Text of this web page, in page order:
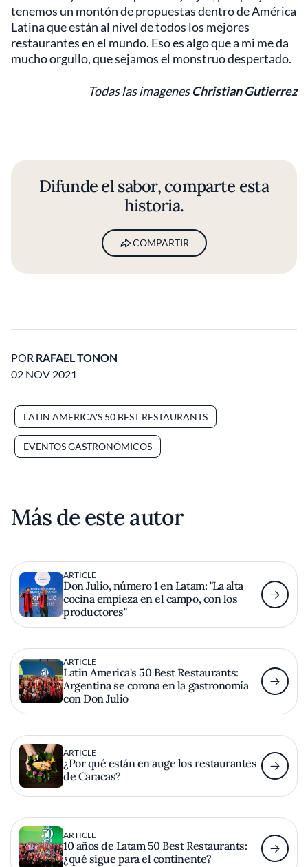
tenemos un montón de propuestas dentro de América
Latina que están al nivel de todos los mejores
restaurantes en el mundo. Eso es algo que a mi me da
mucho orgullo, que sejamos el monstruo despertado.
Todas las imagenesChristian Gutierrez
Difunde el sabor, comparte esta
historia.
COMPARTIR
POR RAFAEL TONON
02 NOV 2021
LATIN AMERICA'S 50 BEST RESTAURANTS
EVENTOS GASTRONÓMICOS
Más de este autor
ARTICLE
Don Julio, número 1 en Latam: "La alta
cocina empieza en el campo, con los
productores"
ARTICLE
Latin America's 50 Best Restaurants:
Argentina se corona en la gastronomía
con Don Julio
ARTICLE
¿Por qué están en auge los restaurantes
de Caracas?
ARTICLE
10 años de Latam 50 Best Restaurants:
¿qué sigue para el continente?